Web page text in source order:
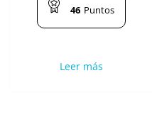
46 Puntos
Leer más